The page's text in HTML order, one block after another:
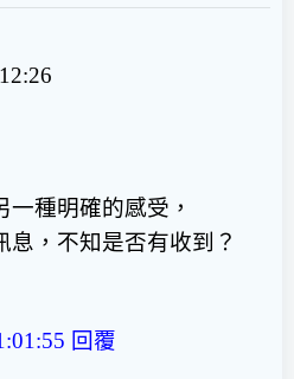
種明確的感受，
息，不知是否有收到？
回覆